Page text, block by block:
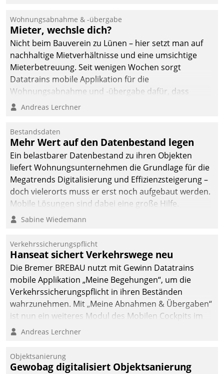
und Beschwerde-Management einen eigenen Kanal
ein.
Wohnungsabnahme & -übergabe
Mieter, wechsle dich?
Nicht beim Bauverein zu Lünen – hier setzt man auf
nachhaltige Mietverhältnisse und eine umsichtige
Mieterbetreuung. Seit wenigen Wochen sorgt
Datatrains mobile Applikation für die
Wohnungsabnahme und -übergabe dafür, dass
Mieter wohlgeordnet kommen und, so es sein muss,
Andreas Lerchner
Bestandsdaten
Mehr Wert auf den Datenbestand legen
Ein belastbarer Datenbestand zu ihren Objekten
liefert Wohnungsunternehmen die Grundlage für die
Megatrends Digitalisierung und Effizienzsteigerung –
doch vielerorts muss er erst noch aufgebaut werden.
Mobile Lösungen sind dabei eine große Hilfe.
Sabine Wiedemann
Verkehrssicherungspflicht
Hanseat sichert Verkehrswege neu
Die Bremer BREBAU nutzt mit Gewinn Datatrains
mobile Applikation „Meine Begehungen“, um die
Verkehrssicherungspflicht in ihren Beständen
wahrzunehmen. Mit „Meine Abnahmen & Übergaben“
ist nun ein weiteres Modul des Mobilen Cockpits im
Einsatz.
Andreas Lerchner
Objektsanierung
Gewobag digitalisiert Objektsanierung